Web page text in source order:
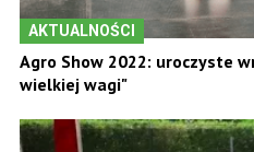
AKTUALNOŚCI
Agro Show 2022: uroczyste
wielkiej wagi"